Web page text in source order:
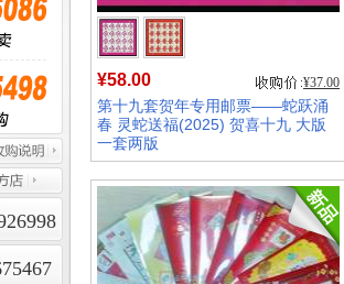
¥58.00 ¥37.00
第十九套贺年专用邮票——蛇跃涌
春 灵蛇送福(2025) 贺喜十九 大版
一套两版